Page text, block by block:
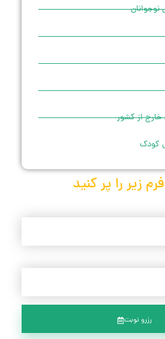
خارج از کشور
کودک
زیر را پر کنید
رزرو نوبت